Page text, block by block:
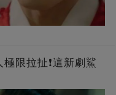
極限拉扯❗這新劇鯊